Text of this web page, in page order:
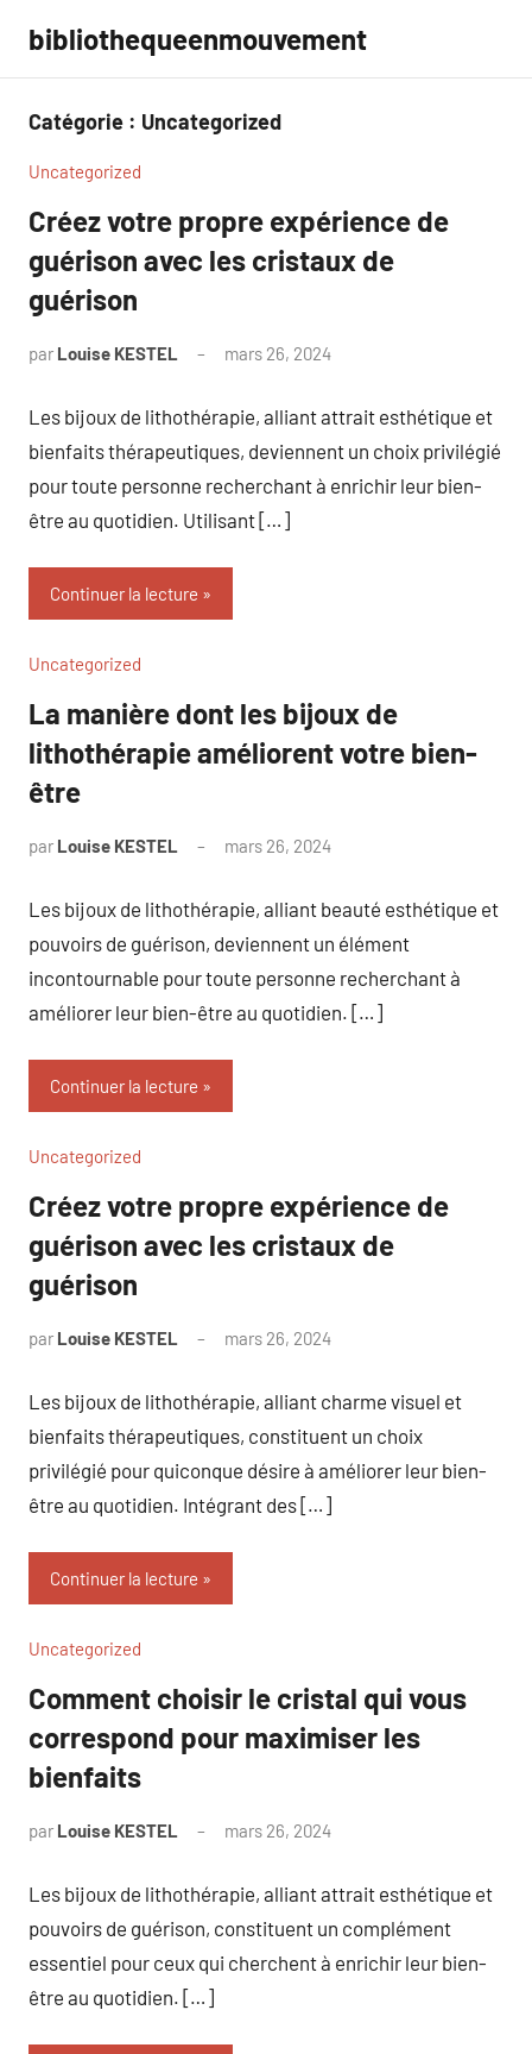
contenu
bibliothequeenmouvement
Catégorie : Uncategorized
Uncategorized
Créez votre propre expérience de
guérison avec les cristaux de
guérison
par Louise KESTEL mars 26, 2024
Les bijoux de lithothérapie, alliant attrait esthétique et
bienfaits thérapeutiques, deviennent un choix privilégié
pour toute personne recherchant à enrichir leur bien-
être au quotidien. Utilisant […]
Continuer la lecture
Uncategorized
La manière dont les bijoux de
lithothérapie améliorent votre bien-
être
par Louise KESTEL mars 26, 2024
Les bijoux de lithothérapie, alliant beauté esthétique et
pouvoirs de guérison, deviennent un élément
incontournable pour toute personne recherchant à
améliorer leur bien-être au quotidien. […]
Continuer la lecture
Uncategorized
Créez votre propre expérience de
guérison avec les cristaux de
guérison
par Louise KESTEL mars 26, 2024
Les bijoux de lithothérapie, alliant charme visuel et
bienfaits thérapeutiques, constituent un choix
privilégié pour quiconque désire à améliorer leur bien-
être au quotidien. Intégrant des […]
Continuer la lecture
Uncategorized
Comment choisir le cristal qui vous
correspond pour maximiser les
bienfaits
par Louise KESTEL mars 26, 2024
Les bijoux de lithothérapie, alliant attrait esthétique et
pouvoirs de guérison, constituent un complément
essentiel pour ceux qui cherchent à enrichir leur bien-
être au quotidien. […]